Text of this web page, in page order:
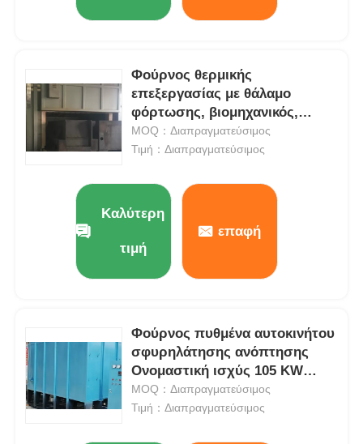
Φούρνος θερμικής
επεξεργασίας με θάλαμο
φόρτωσης, βιομηχανικός,
εξοικονόμηση ενέργειας με
πλήρη επένδυση από ίνες
MOQ：Διαπραγματεύσιμος
Τιμή：Διαπραγματεύσιμος
Καλύτερη
τιμή
επαφή
Φούρνος πυθμένα αυτοκινήτου
σφυρηλάτησης ανόπτησης
Ονομαστική ισχύς 105 KW
Εύκολη λειτουργία
MOQ：Διαπραγματεύσιμος
Τιμή：Διαπραγματεύσιμος